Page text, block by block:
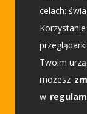
Etap
Etap
Etap
celach:
Twoim
możesz
w